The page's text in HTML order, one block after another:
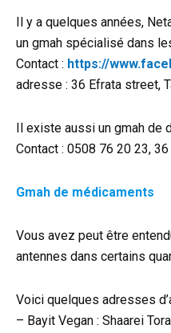
Il y a quelques années,
un gmah spécialisé dans
Contact : https://
adresse : 36 Efrata street,
Il existe aussi un gmah de
Contact : 0508 76 20 23,
Gmah de médicaments
Vous avez peut être
antennes dans certains
Voici quelques adresses
– Bayit Vegan : Shaarei